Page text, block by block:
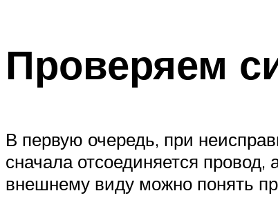
Проверяем
В первую очередь, при
сначала отсоединяется
внешнему виду можно понять